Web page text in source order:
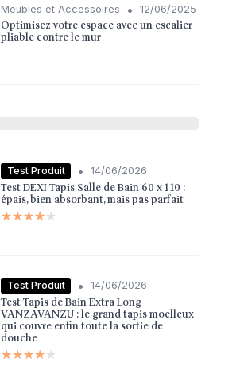
Meubles et Accessoires • 12/06/2025
Optimisez votre espace avec un escalier
pliable contre le mur
Test Produit • 14/06/2026
Test DEXI Tapis Salle de Bain 60 x 110 :
épais, bien absorbant, mais pas parfait
★★★★★
★★★★★
Test Produit • 14/06/2026
Test Tapis de Bain Extra Long
VANZAVANZU : le grand tapis moelleux
qui couvre enfin toute la sortie de
douche
★★★★★
★★★★★